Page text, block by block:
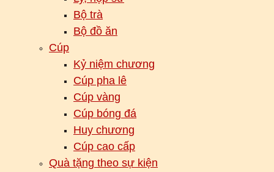
Bộ trà
Bộ đồ ăn
Cúp
Kỷ niệm chương
Cúp pha lê
Cúp vàng
Cúp bóng đá
Huy chương
Cúp cao cấp
Quà tặng theo sự kiện